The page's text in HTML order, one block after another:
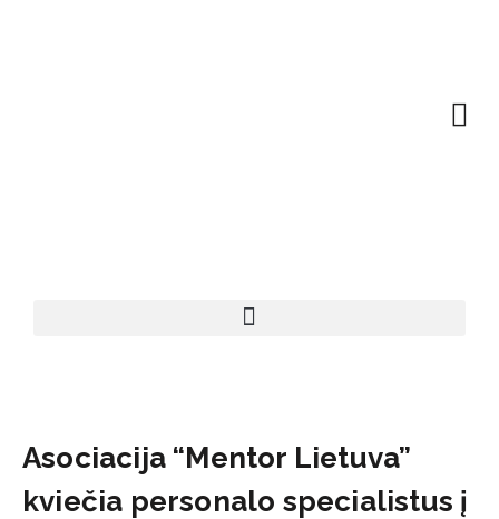
Asociacija “Mentor Lietuva”
kviečia personalo specialistus į